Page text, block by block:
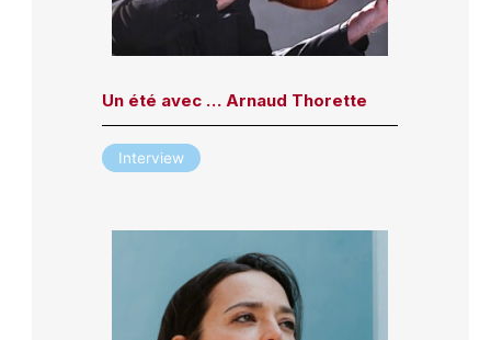
Un été avec … Arnaud Thorette
Interview